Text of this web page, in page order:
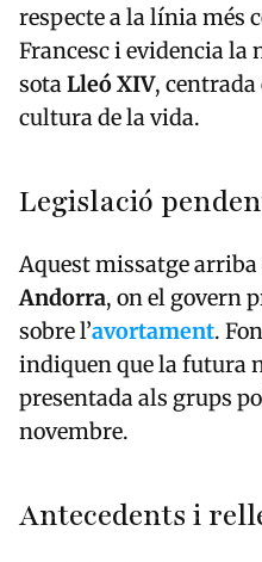
respecte a la línia més
Francesc i evidencia
sotaLleó XIV, centrada
cultura de la vida.
Legislació
Aquest missatge
Andorra, on el govern
sobre l’avortament.
indiquen que la futura
presentada als grups
novembre.
Antecedents i